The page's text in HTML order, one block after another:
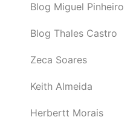
Blog Miguel Pinheiro
Blog Thales Castro
Zeca Soares
Keith Almeida
Herbertt Morais